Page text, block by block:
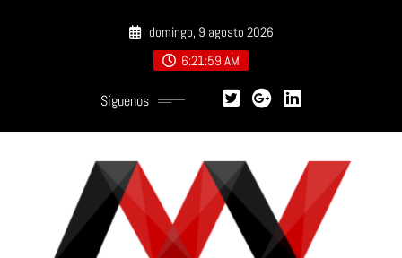
domingo, 9 agosto 2026
6:22:01 AM
Síguenos